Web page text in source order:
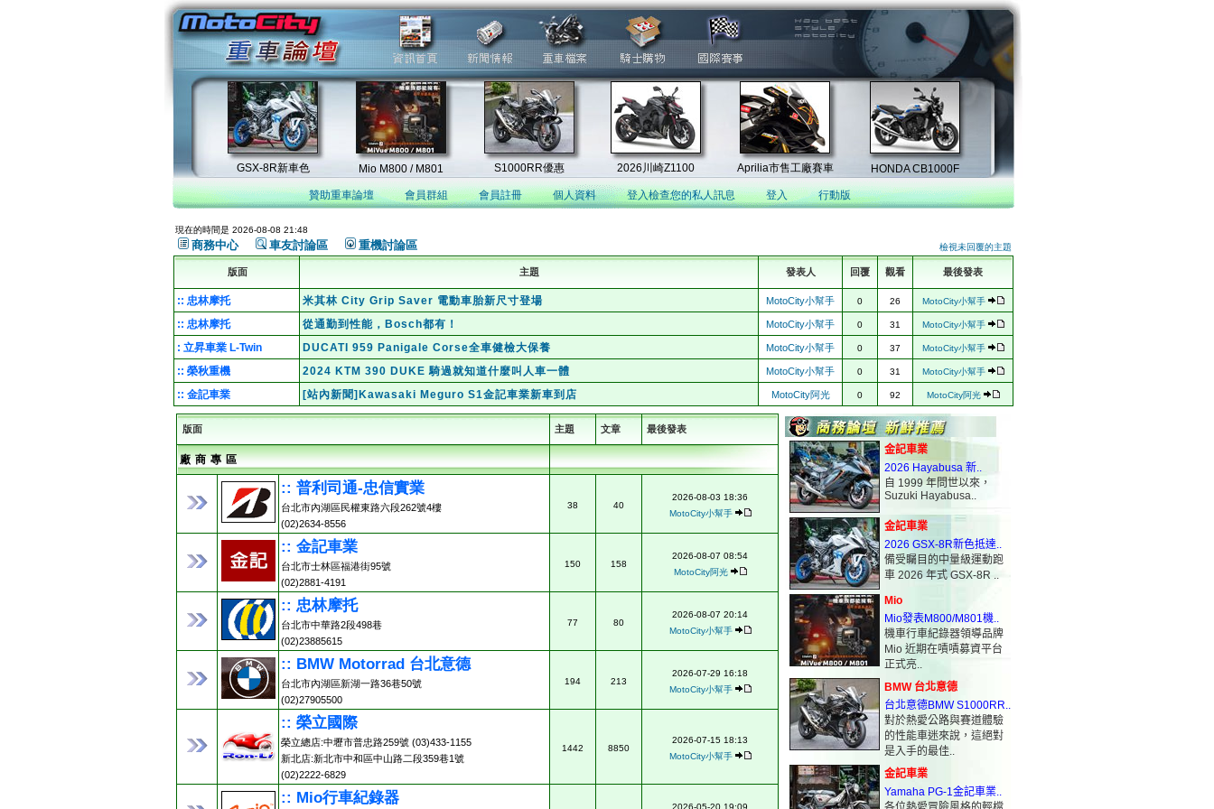
贊助重車論壇 會員群組 會員註冊 個人資料 登入檢查您的私人訊息 登入 行動版
現在的時間是 2026-08-08 21:48
商務中心 車友討論區 重機討論區 檢視未回覆的主題
版面 主題 發表人 回覆 觀看 最後發表
:: 忠林摩托 米其林 City Grip Saver 電動車胎新尺寸登場 MotoCity小幫手 0 26 MotoCity小幫手
:: 忠林摩托 從通勤到性能，Bosch都有！ MotoCity小幫手 0 31 MotoCity小幫手
: 立昇車業 L-Twin DUCATI 959 Panigale Corse全車健檢大保養 MotoCity小幫手 0 37 MotoCity小幫手
:: 榮秋重機 2024 KTM 390 DUKE 騎過就知道什麼叫人車一體 MotoCity小幫手 0 31 MotoCity小幫手
:: 金記車業 [站內新聞]Kawasaki Meguro S1金記車業新車到店 MotoCity阿光 0 92 MotoCity阿光
版面 主題 文章 最後發表
廠 商 專 區
:: 普利司通-忠信實業
台北市內湖區民權東路六段262號4樓
(02)2634-8556
38 40
2026-08-03 18:36
MotoCity小幫手
:: 金記車業
台北市士林區福港街95號
(02)2881-4191
150 158
2026-08-07 08:54
MotoCity阿光
:: 忠林摩托
台北市中華路2段498巷
(02)23885615
77 80
2026-08-07 20:14
MotoCity小幫手
:: BMW Motorrad 台北意德
台北市內湖區新湖一路36巷50號
(02)27905500
194 213
2026-07-29 16:18
MotoCity小幫手
:: 榮立國際
榮立總店:中壢市普忠路259號 (03)433-1155
新北店:新北市中和區中山路二段359巷1號
(02)2222-6829
1442 8850
2026-07-15 18:13
MotoCity小幫手
:: Mio行車紀錄器
2026-05-20 19:09